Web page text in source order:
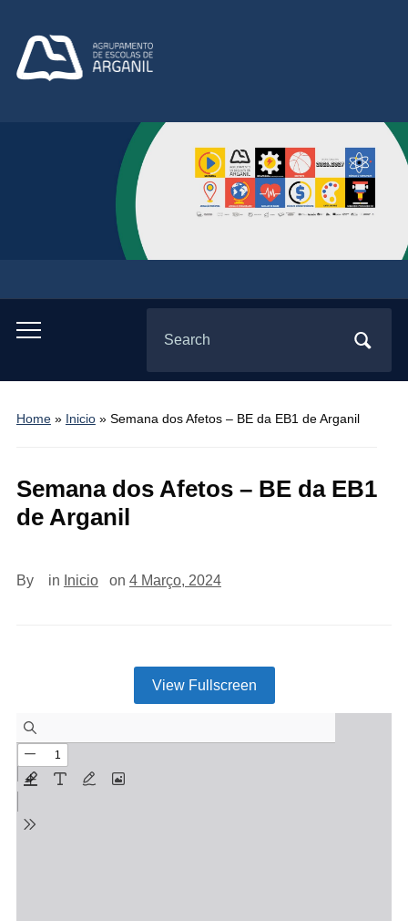
Toggle
menu
for:
Home» Inicio» Semana dos Afetos – BE da EB1 de Arganil
Semana dos Afetos – BE da EB1
de Arganil
By in Inicio on 4 Março, 2024
View Fullscreen